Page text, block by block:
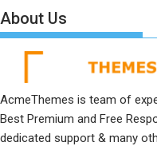
About Us
AcmeThemes is team of
Best Premium and Free
dedicated support & many